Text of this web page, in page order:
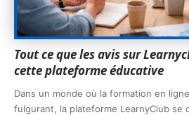
Tout ce que les avis sur
cette plateforme éducative
Dans un monde où la formation en
fulgurant, la plateforme LearnyClub se